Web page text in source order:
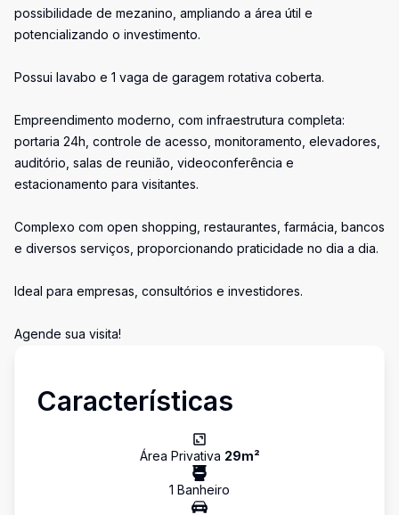
possibilidade de mezanino, ampliando a área útil e
potencializando o investimento.
Possui lavabo e 1 vaga de garagem rotativa coberta.
Empreendimento moderno, com infraestrutura completa:
portaria 24h, controle de acesso, monitoramento, elevadores,
auditório, salas de reunião, videoconferência e
estacionamento para visitantes.
Complexo com open shopping, restaurantes, farmácia, bancos
e diversos serviços, proporcionando praticidade no dia a dia.
Ideal para empresas, consultórios e investidores.
Agende sua visita!
Características
Área Privativa 29m²
1 Banheiro